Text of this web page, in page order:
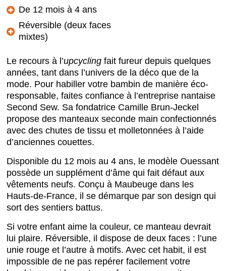
De 12 mois à 4 ans
Réversible (deux faces
mixtes)
Le recours à l’upcycling fait fureur depuis quelques
années, tant dans l’univers de la déco que de la
mode. Pour habiller votre bambin de manière éco-
responsable, faites confiance à l’entreprise nantaise
Second Sew. Sa fondatrice Camille Brun-Jeckel
propose des manteaux seconde main confectionnés
avec des chutes de tissu et molletonnées à l’aide
d’anciennes couettes.
Disponible du 12 mois au 4 ans, le modèle Ouessant
possède un supplément d’âme qui fait défaut aux
vêtements neufs. Conçu à Maubeuge dans les
Hauts-de-France, il se démarque par son design qui
sort des sentiers battus.
Si votre enfant aime la couleur, ce manteau devrait
lui plaire. Réversible, il dispose de deux faces : l’une
unie rouge et l’autre à motifs. Avec cet habit, il est
impossible de ne pas repérer facilement votre